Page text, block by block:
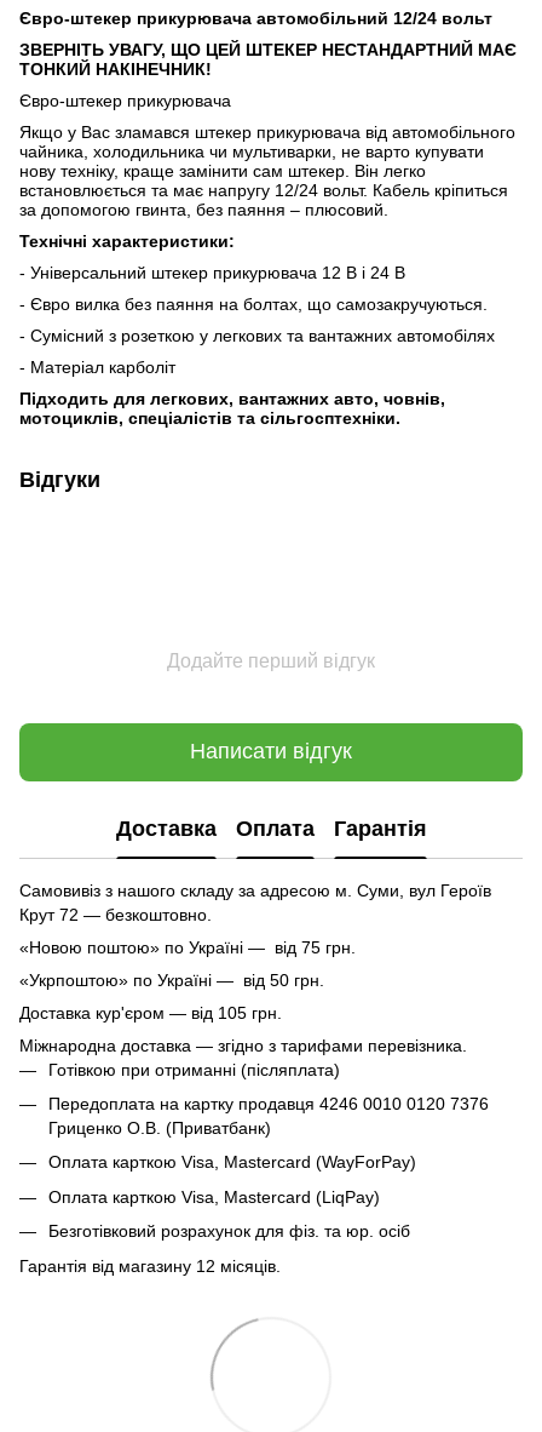
Євро-штекер прикурювача автомобільний 12/24 вольт
ЗВЕРНІТЬ УВАГУ, ЩО ЦЕЙ ШТЕКЕР НЕСТАНДАРТНИЙ МАЄ
ТОНКИЙ НАКІНЕЧНИК!
Євро-штекер прикурювача
Якщо у Вас зламався штекер прикурювача від автомобільного
чайника, холодильника чи мультиварки, не варто купувати
нову техніку, краще замінити сам штекер. Він легко
встановлюється та має напругу 12/24 вольт. Кабель кріпиться
за допомогою гвинта, без паяння – плюсовий.
Технічні характеристики:
- Універсальний штекер прикурювача 12 В і 24 В
- Євро вилка без паяння на болтах, що самозакручуються.
- Сумісний з розеткою у легкових та вантажних автомобілях
- Матеріал карболіт
Підходить для легкових, вантажних авто, човнів,
мотоциклів, спеціалістів та сільгосптехніки.
Відгуки
Додайте перший відгук
Написати відгук
Доставка Оплата Гарантія
Самовивіз з нашого складу за адресою м. Суми, вул Героїв
Крут 72 — безкоштовно.
«Новою поштою» по Україні — від 75 грн.
«Укрпоштою» по Україні — від 50 грн.
Доставка кур'єром — від 105 грн.
Міжнародна доставка — згідно з тарифами перевізника.
Готівкою при отриманні (післяплата)
Передоплата на картку продавця 4246 0010 0120 7376
Гриценко О.В. (Приватбанк)
Оплата карткою Visa, Mastercard (WayForPay)
Оплата карткою Visa, Mastercard (LiqPay)
Безготівковий розрахунок для фіз. та юр. осіб
Гарантія від магазину 12 місяців.